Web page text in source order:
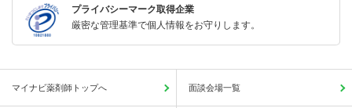
プライバシーマーク取得企業
厳密な管理基準で個人情報をお守りします。
マイナビ薬剤師トップへ 面談会場一覧